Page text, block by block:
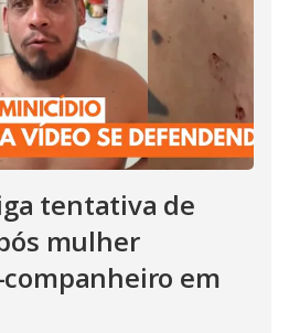
tentativa de
mulher
em